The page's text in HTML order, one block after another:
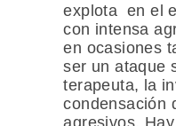
explota en el
con intensa
en ocasiones
ser un ataque
terapeuta, la
condensación
agresivos.